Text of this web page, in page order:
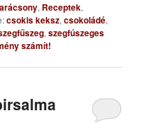
, Receptek,
csokis keksz,csokoládé,
,szegfúszeges
számít!